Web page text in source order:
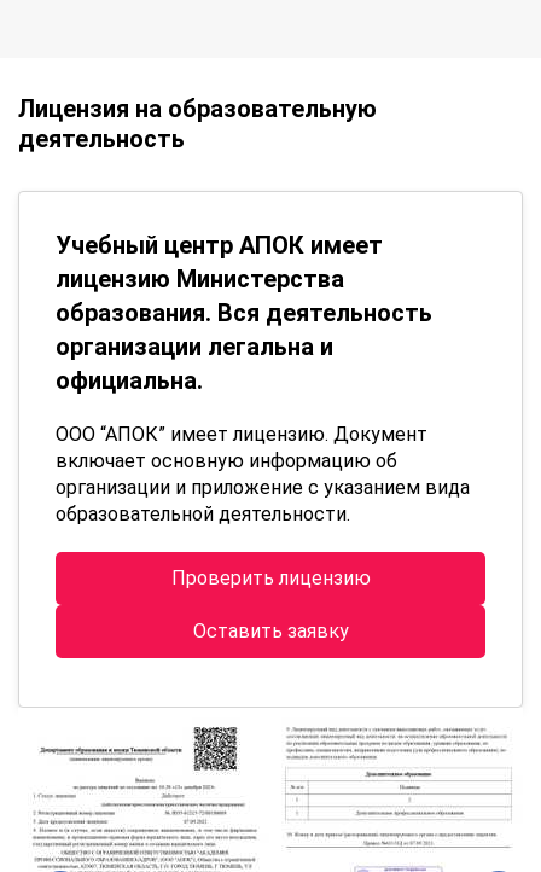
Лицензия на образовательную
деятельность
Учебный центр АПОК имеет
лицензию Министерства
образования. Вся деятельность
организации легальна и
официальна.
ООО “АПОК” имеет лицензию. Документ
включает основную информацию об
организации и приложение с указанием вида
образовательной деятельности.
Проверить лицензию
Оставить заявку